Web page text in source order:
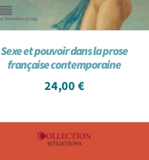
Sexe et pouvoir dans la prose
française contemporaine
24,00 €